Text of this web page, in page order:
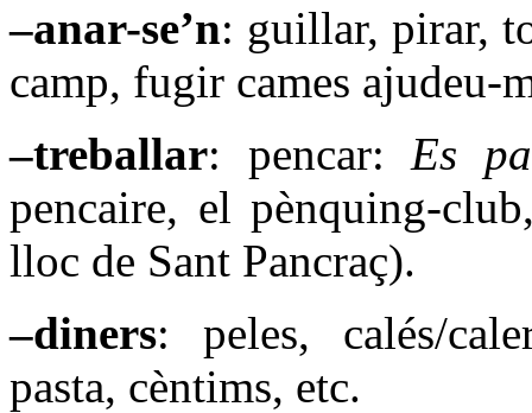
–anar-se’n: guillar, pirar,
camp, fugir cames ajudeu-
–treballar: pencar: Es
pencaire, el pènquing-
lloc de Sant Pancraç).
–diners: peles, calés/
pasta, cèntims, etc.